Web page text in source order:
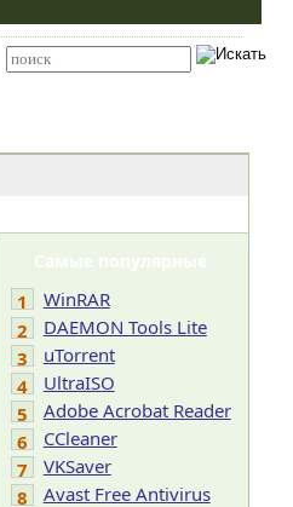
Самые популярные
1
WinRAR
2
DAEMON Tools Lite
3
uTorrent
4
UltraISO
5
Adobe Acrobat Reader
6
CCleaner
7
VKSaver
8
Avast Free Antivirus